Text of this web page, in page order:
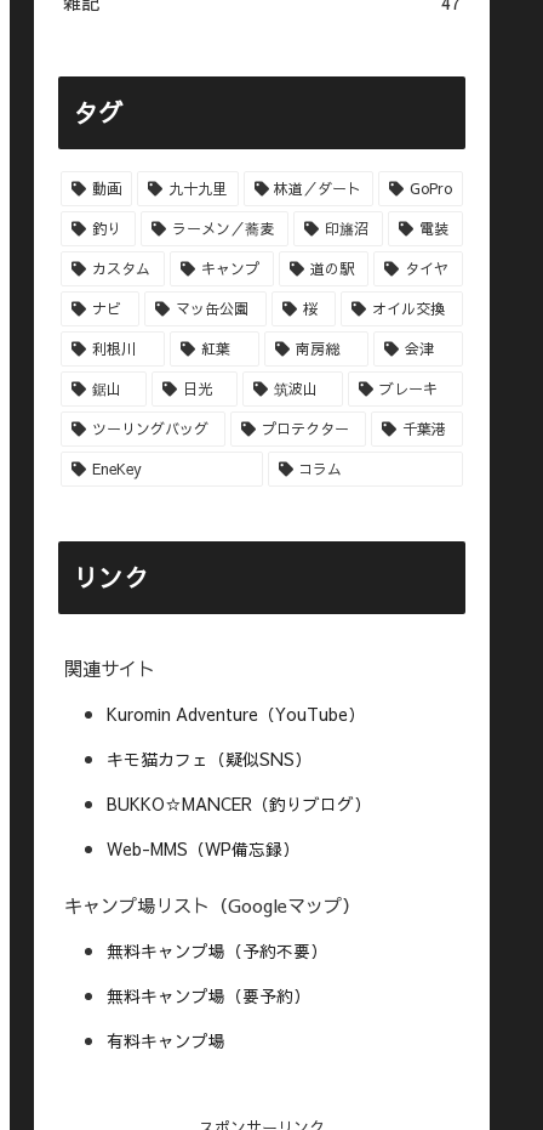
タグ
動画 九十九里 林道／ダート GoPro
釣り ラーメン／蕎麦 印旛沼 電装
カスタム キャンプ 道の駅 タイヤ
ナビ マッ缶公園 桜 オイル交換
利根川 紅葉 南房総 会津
鋸山 日光 筑波山 ブレーキ
ツーリングバッグ プロテクター 千葉港
EneKey コラム
リンク
関連サイト
Kuromin Adventure（YouTube）
キモ猫カフェ（疑似SNS）
BUKKO☆MANCER（釣りブログ）
Web-MMS（WP備忘録）
キャンプ場リスト（Googleマップ）
無料キャンプ場（予約不要）
無料キャンプ場（要予約）
有料キャンプ場